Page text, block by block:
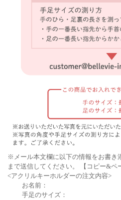
※メール本文欄に以下の情報をお書き
まで送信してください。
【コピー&ペ
<アクリルキーホルダーの注文内容>
お名前：
手足のサイズ：